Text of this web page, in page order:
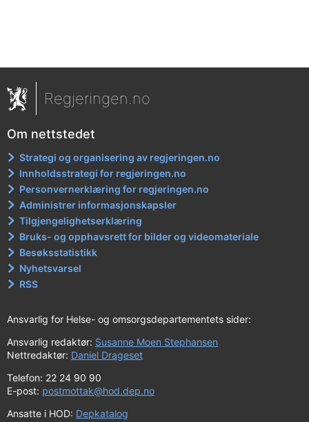
Regjeringen.no
Om nettstedet
Strategi og organisering av regjeringen.no
Innholdsstrategi for regjeringen.no
Personvernerklæring for regjeringen.no
Administrer informasjonskapsler
Tilgjengelighetserklæring
Bruks- og opphavsrett for bilder og videomateriale
Besøksstatistikk
Nyhetsvarsel
RSS
Ansvarlig for Helse- og omsorgsdepartementets sider:
Ansvarlig redaktør: Susanne Moen Stephansen
Nettredaktør: Daniel Drageset
Telefon: 22 24 90 90
E-post: postmottak@hod.dep.no
Ansatte i HOD: Depkatalog